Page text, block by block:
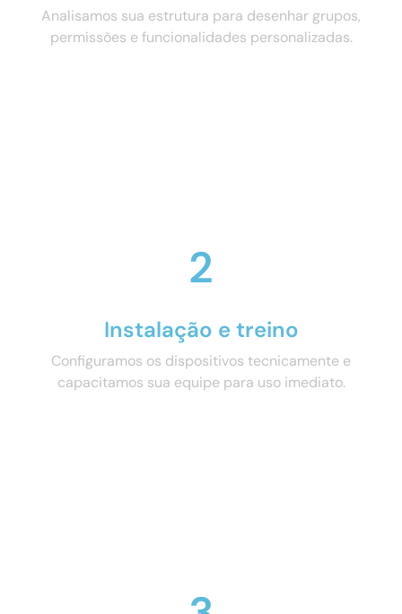
Analisamos sua estrutura para desenhar grupos,
permissões e funcionalidades personalizadas.
2
Instalação e treino
Configuramos os dispositivos tecnicamente e
capacitamos sua equipe para uso imediato.